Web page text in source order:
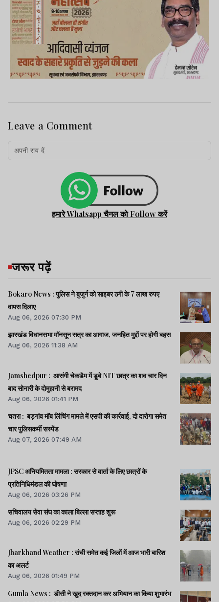
Leave a Comment
हमारे Whatsapp चैनल को Follow करें
जरूर पढ़ें
Bokaro News : पुलिस ने बुजुर्ग को साइबर ठगी के 7 लाख रुपए
वापस दिलाए
Aug 06, 2026 07:30 PM
झारखंड विधानसभा मॉनसून सत्र का आगाज, जनहित मुद्दों पर होगी बहस
Aug 06, 2026 11:38 AM
Jamshedpur : आसंगी चेकडैम में डूबे NIT छात्र का शव चार दिन
बाद सोनारी के दोमुहानी से बरामद
Aug 06, 2026 01:41 PM
चतरा : बड़गांव मॉब लिंचिंग मामले में एसपी की कार्रवाई, दो दारोगा समेत
चार पुलिसकर्मी सस्पेंड
Aug 07, 2026 07:49 AM
JPSC अनियमितता मामला : सरकार से वार्ता के लिए छात्रों के
प्रतिनिधिमंडल की घोषणा
Aug 06, 2026 03:26 PM
सचिवालय सेवा संघ का काला बिल्ला सप्ताह शुरू
Aug 06, 2026 02:29 PM
Jharkhand Weather : रांची समेत कई जिलों में आज भारी बारिश
का अलर्ट
Aug 06, 2026 01:49 PM
Gumla News : डीसी ने खुद रक्तदान कर अभियान का किया शुभारंभ